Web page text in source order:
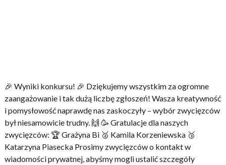
🎉 Wyniki konkursu! 🎉 Dziękujemy wszystkim za ogromne
zaangażowanie i tak dużą liczbę zgłoszeń! Wasza kreatywność
i pomysłowość naprawdę nas zaskoczyły – wybór zwycięzców
był niesamowicie trudny. 🙌 🥳 Gratulacje dla naszych
zwycięzców: 🏆 Grażyna Bi 🥈 Kamila Korzeniewska 🥉
Katarzyna Piasecka Prosimy zwycięzców o kontakt w
wiadomości prywatnej, abyśmy mogli ustalić szczegóły